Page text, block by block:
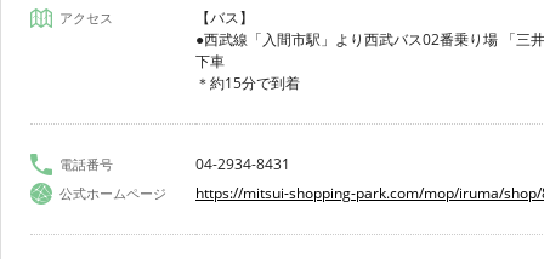
アクセス
【バス】
●西武線「入間市駅」より西武バス02番乗り場 「三
下車
＊約15分で到着
電話番号 04-2934-8431
公式ホームページ https://mitsui-shopping-park.com/mop/iruma/